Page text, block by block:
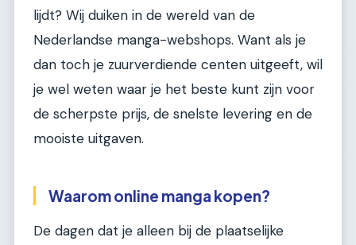
lijdt? Wij duiken in de wereld van de
Nederlandse manga-webshops. Want als je
dan toch je zuurverdiende centen uitgeeft, wil
je wel weten waar je het beste kunt zijn voor
de scherpste prijs, de snelste levering en de
mooiste uitgaven.
Waarom online manga kopen?
De dagen dat je alleen bij de plaatselijke